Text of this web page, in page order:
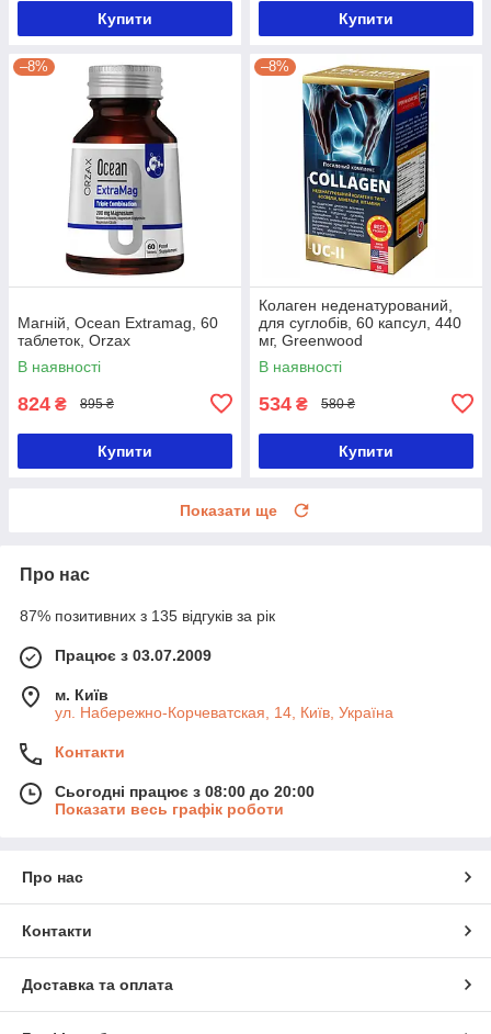
Купити Купити
–8%
Магній, Ocean Extramag, 60
таблеток, Orzax
В наявності
824 ₴ 895 ₴
Купити
–8%
Колаген неденатурований,
для суглобів, 60 капсул, 440
мг, Greenwood
В наявності
534 ₴ 580 ₴
Купити
Показати ще
Про нас
87% позитивних з 135 відгуків за рік
Працює з 03.07.2009
м. Київ
ул. Набережно-Корчеватская, 14, Київ, Україна
Контакти
Сьогодні працює з 08:00 до 20:00
Показати весь графік роботи
Про нас
Контакти
Доставка та оплата